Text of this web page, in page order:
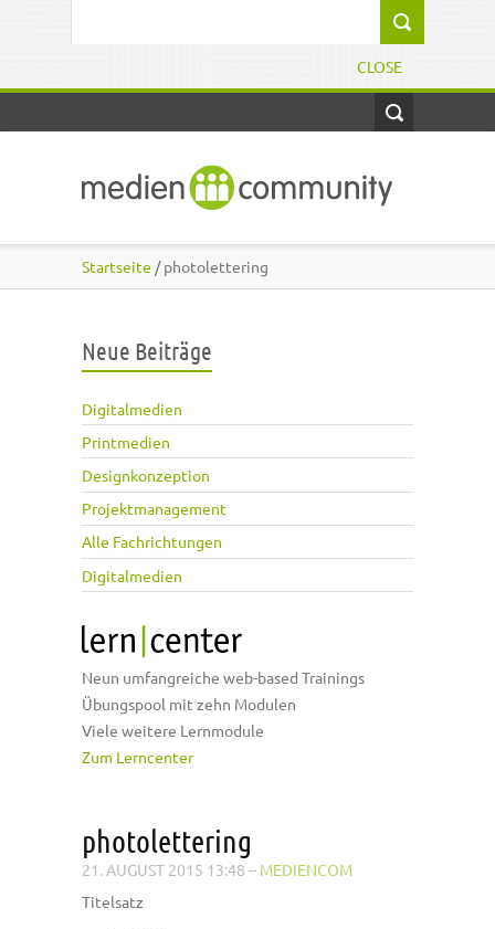
CLOSE
Startseite / photolettering
Neue Beiträge
Digitalmedien
Printmedien
Designkonzeption
Projektmanagement
Alle Fachrichtungen
Digitalmedien
Neun umfangreiche web-based Trainings
Übungspool mit zehn Modulen
Viele weitere Lernmodule
Zum Lerncenter
photolettering
21. AUGUST 2015 13:48 – MEDIENCOM
Titelsatz